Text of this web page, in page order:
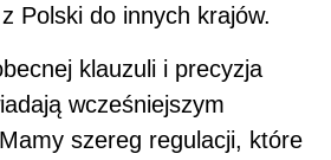
Polski do innych krajów.
klauzuli i precyzja
wcześniejszym
szereg regulacji, które